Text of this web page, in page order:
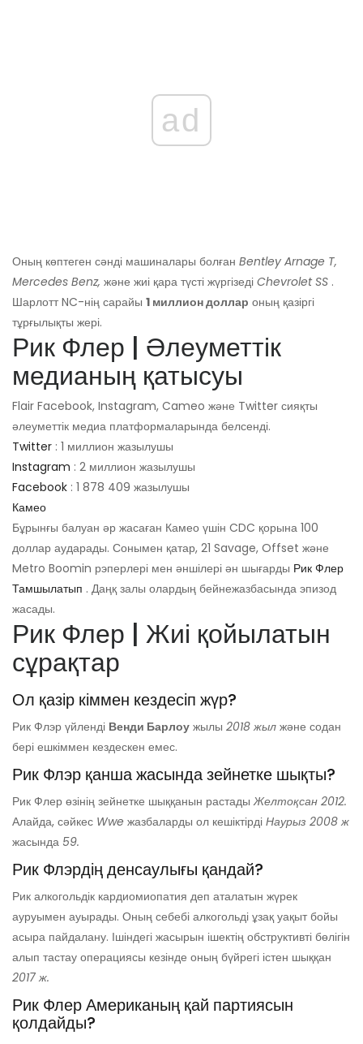
ad
Оның көптеген сәнді машиналары болған Bentley Arnage T,
Mercedes Benz, және жиі қара түсті жүргізеді Chevrolet SS .
Шарлотт NC-нің сарайы 1 миллион доллар оның қазіргі
тұрғылықты жері.
Рик Флер | Әлеуметтік
медианың қатысуы
Flair Facebook, Instagram, Cameo және Twitter сияқты
әлеуметтік медиа платформаларында белсенді.
Twitter : 1 миллион жазылушы
Instagram : 2 миллион жазылушы
Facebook : 1 878 409 жазылушы
Камео
Бұрынғы балуан әр жасаған Камео үшін CDC қорына 100
доллар аударады. Сонымен қатар, 21 Savage, Offset және
Metro Boomin рэперлері мен әншілері ән шығарды Рик Флер
Тамшылатып . Даңқ залы олардың бейнежазбасында эпизод
жасады.
Рик Флер | Жиі қойылатын
сұрақтар
Ол қазір кіммен кездесіп жүр?
Рик Флэр үйленді Венди Барлоу жылы 2018 жыл және содан
бері ешкіммен кездескен емес.
Рик Флэр қанша жасында зейнетке шықты?
Рик Флер өзінің зейнетке шыққанын растадыЖелтоқсан 2012.
Алайда, сәйкес Wwe жазбаларды ол кешіктірді Наурыз 2008 ж
жасында 59.
Рик Флэрдің денсаулығы қандай?
Рик алкогольдік кардиомиопатия деп аталатын жүрек
ауруымен ауырады. Оның себебі алкогольді ұзақ уақыт бойы
асыра пайдалану. Ішіндегі жасырын ішектің обструктивті бөлігін
алып тастау операциясы кезінде оның бүйрегі істен шыққан
2017 ж.
Рик Флер Американың қай партиясын
қолдайды?